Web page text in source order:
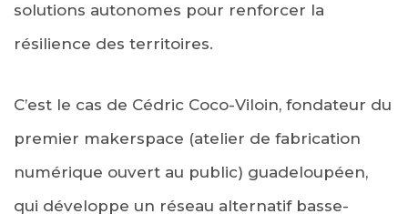
solutions autonomes pour renforcer la
résilience des territoires.
C’est le cas de Cédric Coco-Viloin, fondateur du
premier makerspace (atelier de fabrication
numérique ouvert au public) guadeloupéen,
qui développe un réseau alternatif basse-